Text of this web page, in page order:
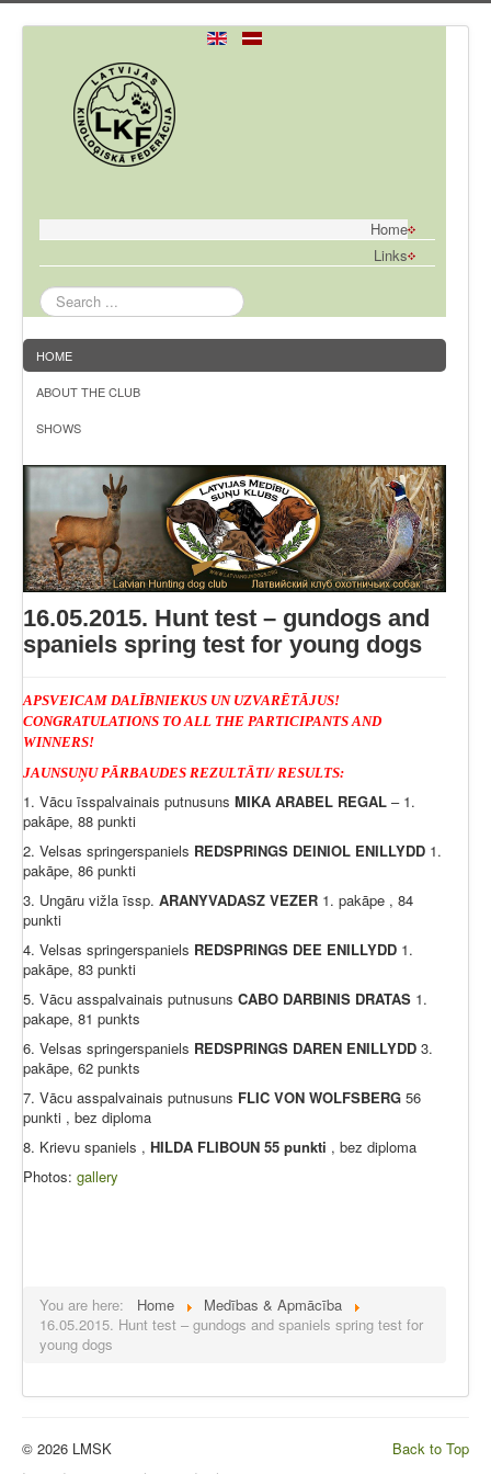
Home
Links
Search
...
HOME
ABOUT THE CLUB
SHOWS
16.05.2015. Hunt test – gundogs and
spaniels spring test for young dogs
APSVEICAM DALĪBNIEKUS UN UZVARĒTĀJUS!
CONGRATULATIONS TO ALL THE PARTICIPANTS AND
WINNERS!
JAUNSUŅU PĀRBAUDES REZULTĀTI/ RESULTS:
1. Vācu īsspalvainais putnusuns MIKA ARABEL REGAL – 1.
pakāpe, 88 punkti
2. Velsas springerspaniels REDSPRINGS DEINIOL ENILLYDD 1.
pakāpe, 86 punkti
3. Ungāru vižla īssp. ARANYVADASZ VEZER 1. pakāpe , 84
punkti
4. Velsas springerspaniels REDSPRINGS DEE ENILLYDD 1.
pakāpe, 83 punkti
5. Vācu asspalvainais putnusuns CABO DARBINIS DRATAS 1.
pakape, 81 punkts
6. Velsas springerspaniels REDSPRINGS DAREN ENILLYDD 3.
pakāpe, 62 punkts
7. Vācu asspalvainais putnusuns FLIC VON WOLFSBERG 56
punkti , bez diploma
8. Krievu spaniels , HILDA FLIBOUN 55 punkti , bez diploma
Photos: gallery
You are here: Home
Medības & Apmācība
16.05.2015. Hunt test – gundogs and spaniels spring test for
young dogs
Back to Top
© 2026 LMSK